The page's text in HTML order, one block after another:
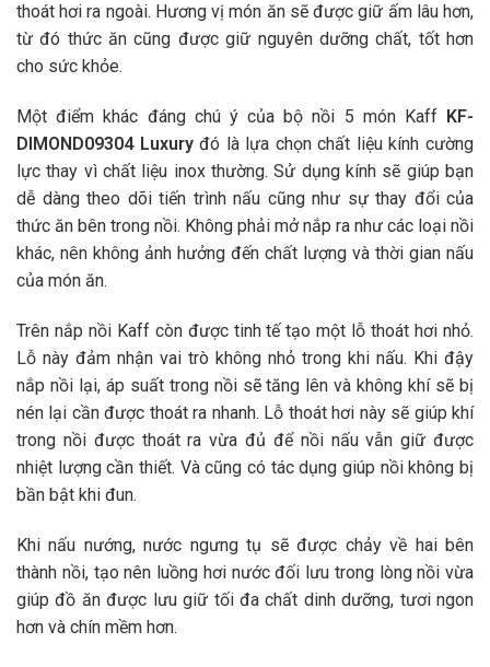
thoát hơi ra ngoài. Hương vị món ăn sẽ được giữ ấm lâu hơn,
từ đó thức ăn cũng được giữ nguyên dưỡng chất, tốt hơn
cho sức khỏe.
Một điểm khác đáng chú ý của bộ nồi 5 món Kaff
KF-
DIMOND09304 Luxuryđó là lựa chọn chất liệu kính cường
lực thay vì chất liệu inox thường. Sử dụng kính sẽ giúp bạn
dễ dàng theo dõi tiến trình nấu cũng như sự thay đổi của
thức ăn bên trong nồi. Không phải mở nắp ra như các loại nồi
khác, nên không ảnh hưởng đến chất lượng và thời gian nấu
của món ăn.
Trên nắp nồi Kaff còn được tinh tế tạo một lỗ thoát hơi nhỏ.
Lỗ này đảm nhận vai trò không nhỏ trong khi nấu. Khi đậy
nắp nồi lại, áp suất trong nồi sẽ tăng lên và không khí sẽ bị
nén lại cần được thoát ra nhanh. Lỗ thoát hơi này sẽ giúp khí
trong nồi được thoát ra vừa đủ để nồi nấu vẫn giữ được
nhiệt lượng cần thiết. Và cũng có tác dụng giúp nồi không bị
bần bật khi đun.
Khi nấu nướng, nước ngưng tụ sẽ được chảy về hai bên
thành nồi, tạo nên luồng hơi nước đối lưu trong lòng nồi vừa
giúp đồ ăn được lưu giữ tối đa chất dinh dưỡng, tươi ngon
hơn và chín mềm hơn.